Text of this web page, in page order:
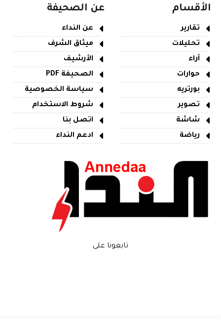
الأقسام
تقارير
تحليلات
آراء
حوارات
بورتريه
تصوير
شاشة
رياضة
عن الصحيفة
عن النداء
ميثاق الشرف
الأرشيف
الصحيفة PDF
سياسة الخصوصية
شروط الاستخدام
اتصل بنا
ادعم النداء
تابعونا على